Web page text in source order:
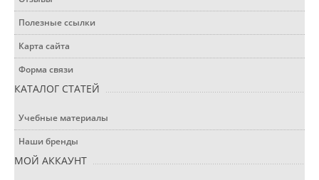
Полезные ссылки
Карта сайта
Форма связи
КАТАЛОГ СТАТЕЙ
Учебные материалы
Наши бренды
МОЙ АККАУНТ